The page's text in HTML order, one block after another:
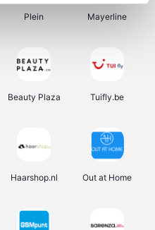
Plein Mayerline
Beauty Plaza Tuifly.be
Haarshop.nl Out at Home